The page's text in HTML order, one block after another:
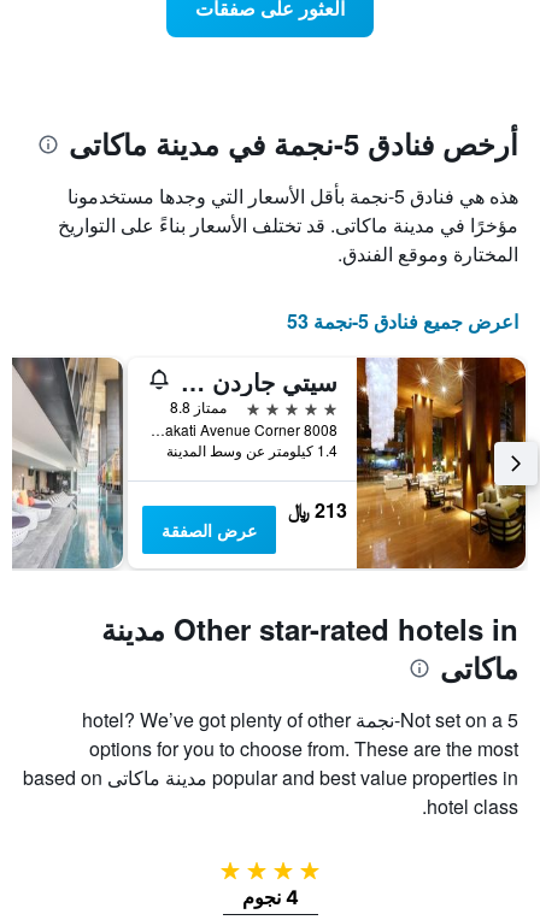
1
Y
الذي
يعرض
متوسط
في
عطلة
نهاية
الأسبوع
خلال
آخر
3
أيام
محور
الذي
يعرض
عدد
الأيام
يتضمن
المخطط
التالي
محور
Y
الذي
يعرض
متوسط
سعر
غرفة
العثور على صفقات
أرخص فنادق 5-نجمة في مدينة ماكاتى
هذه هي فنادق 5-نجمة بأقل الأسعار التي وجدها مستخدمونا
مؤخرًا في مدينة ماكاتى. قد تختلف الأسعار بناءً على التواريخ
المختارة وموقع الفندق.
اعرض جميع فنادق 5-نجمة 53
سيتي جاردن جراند هوتل
5 نجوم
ممتاز 8.8
8008 Makati Avenue Corner, مدينة ماكاتى, الفلبين
1.4 كيلومتر عن وسط المدينة
213 ﷼
عرض الصفقة
Other star-rated hotels in مدينة
ماكاتى
Not set on a 5-نجمة hotel? We’ve got plenty of other
options for you to choose from. These are the most
popular and best value properties in مدينة ماكاتى based on
hotel class.
4 نجوم
4 نجوم